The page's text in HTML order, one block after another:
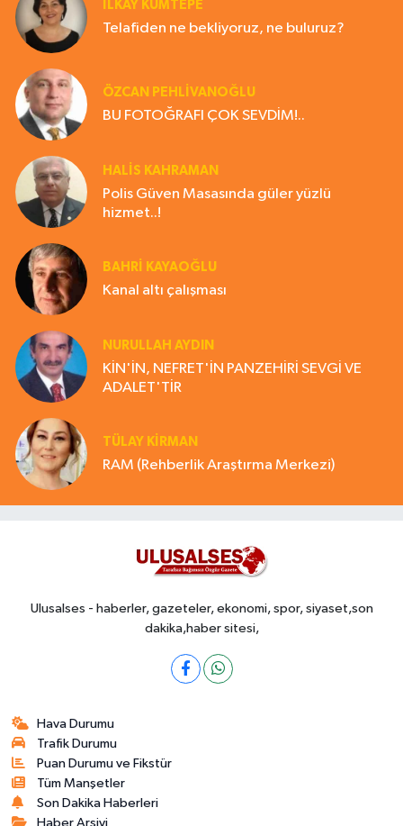
İLKAY KUMTEPE
Telafiden ne bekliyoruz, ne buluruz?
ÖZCAN PEHLİVANOĞLU
BU FOTOĞRAFI ÇOK SEVDİM!..
HALIS KAHRAMAN
Polis Güven Masasında güler yüzlü
hizmet..!
BAHRI KAYAOĞLU
Kanal altı çalışması
NURULLAH AYDIN
KİN'İN, NEFRET'İN PANZEHİRİ SEVGİ VE
ADALET'TİR
TÜLAY KİRMAN
RAM (Rehberlik Araştırma Merkezi)
Ulusalses - haberler, gazeteler, ekonomi, spor, siyaset,son
dakika,haber sitesi,
Hava Durumu
Trafik Durumu
Puan Durumu ve Fikstür
Tüm Manşetler
Son Dakika Haberleri
Haber Arşivi